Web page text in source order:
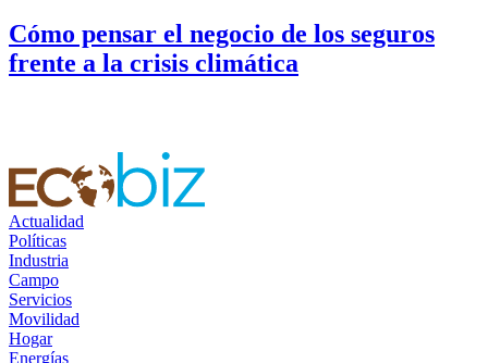
Cómo pensar el negocio de los seguros
frente a la crisis climática
Actualidad
Políticas
Industria
Campo
Servicios
Movilidad
Hogar
Energías